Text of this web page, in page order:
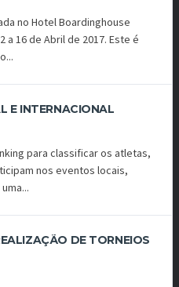
no Hotel Boardinghouse
a 16 de Abril de 2017. Este é
E INTERNACIONAL
para classificar os atletas,
nos eventos locais,
DE TORNEIOS